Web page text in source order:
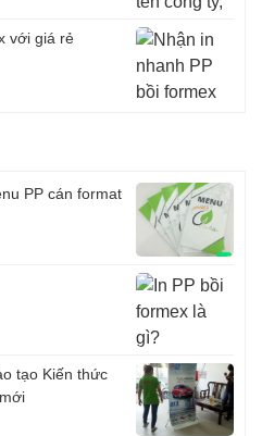
với giá rẻ
PP cán format
tạo Kiến thức